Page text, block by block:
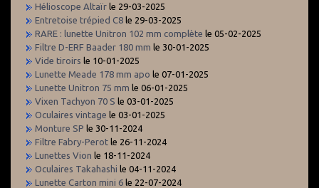
Hélioscope Altaïr le 29-03-2025
Entretoise trépied C8 le 29-03-2025
RARE : lunette Unitron 102 mm complète le 05-02-2025
Filtre D-ERF Baader 180 mm le 30-01-2025
Vide tiroirs le 10-01-2025
Lunette Meade 178 mm apo le 07-01-2025
Lunette Unitron 75 mm le 06-01-2025
Vixen Tachyon 70 S le 03-01-2025
Oculaires vintage le 03-01-2025
Monture SP le 30-11-2024
Filtre Fabry-Perot le 26-11-2024
Lunettes Vion le 18-11-2024
Oculaires Takahashi le 04-11-2024
Lunette Carton mini 6 le 22-07-2024